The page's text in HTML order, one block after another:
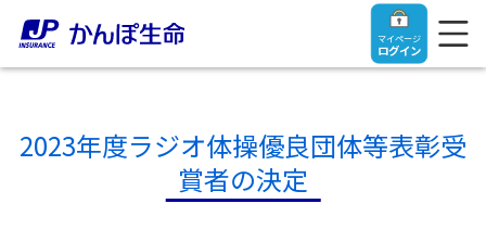
マイページ
ログイン
2023年度ラジオ体操優良団体等表彰受
賞者の決定